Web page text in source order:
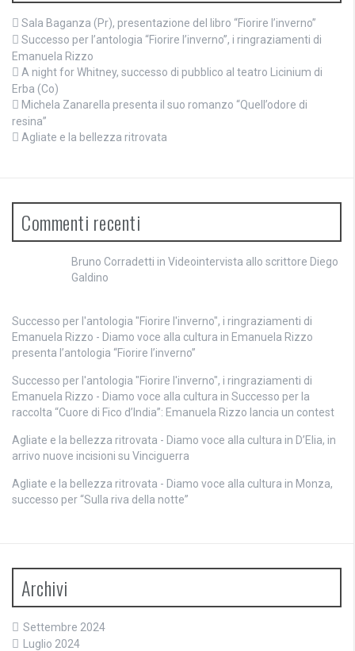
Sala Baganza (Pr), presentazione del libro “Fiorire l’inverno”
Successo per l’antologia “Fiorire l’inverno”, i ringraziamenti di
Emanuela Rizzo
A night for Whitney, successo di pubblico al teatro Licinium di
Erba (Co)
Michela Zanarella presenta il suo romanzo “Quell’odore di
resina”
Agliate e la bellezza ritrovata
Commenti recenti
Bruno Corradetti in Videointervista allo scrittore Diego
Galdino
Successo per l'antologia "Fiorire l'inverno", i ringraziamenti di
Emanuela Rizzo - Diamo voce alla cultura in Emanuela Rizzo
presenta l’antologia “Fiorire l’inverno”
Successo per l'antologia "Fiorire l'inverno", i ringraziamenti di
Emanuela Rizzo - Diamo voce alla cultura in Successo per la
raccolta “Cuore di Fico d’India”: Emanuela Rizzo lancia un contest
Agliate e la bellezza ritrovata - Diamo voce alla cultura in D’Elia, in
arrivo nuove incisioni su Vinciguerra
Agliate e la bellezza ritrovata - Diamo voce alla cultura in Monza,
successo per “Sulla riva della notte”
Archivi
Settembre 2024
Luglio 2024